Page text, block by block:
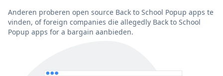
Anderen proberen open source Back to School Popup apps te
vinden, of foreign companies die allegedly Back to School
Popup apps for a bargain aanbieden.